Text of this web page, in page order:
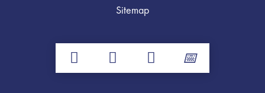
Sitemap